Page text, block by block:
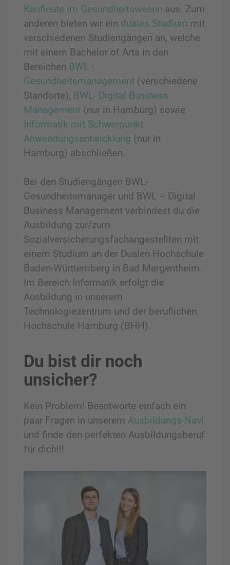
Kaufleute im Gesundheitswesen aus. Zum
anderen bieten wir ein duales Studium mit
verschiedenen Studiengängen an, welche
mit einem Bachelor of Arts in den
Bereichen BWL -
Gesundheitsmanagement (verschiedene
Standorte), BWL- Digital Business
Management (nur in Hamburg) sowie
Informatik mit Schwerpunkt
Anwendungsentwicklung (nur in
Hamburg) abschließen.
Bei den Studiengängen BWL-
Gesundheitsmanager und BWL – Digital
Business Management verbindest du die
Ausbildung zur/zum
Sozialversicherungsfachangestellten mit
einem Studium an der Dualen Hochschule
Baden-Württemberg in Bad Mergentheim.
Im Bereich Informatik erfolgt die
Ausbildung in unserem
Technologiezentrum und der beruflichen
Hochschule Hamburg (BHH).
Du bist dir noch
unsicher?
Kein Problem! Beantworte einfach ein
paar Fragen in unserem Ausbildungs-Navi
und finde den perfekten Ausbildungsberuf
für dich!!!